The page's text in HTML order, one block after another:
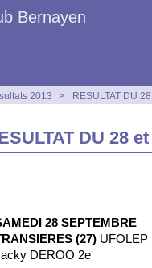
Bernayen
2013 > RESULTAT DU
DU 28
28 SEPTEMBRE
(27) UFOLEP
DEROO 2e